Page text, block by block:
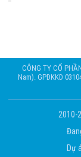
CÔNG TY CỔ
Nam). GPDKKD
2010-
Dự